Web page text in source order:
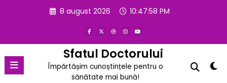
8 august 2026 10:47:58 PM
Sfatul Doctorului
Împărtășim cunoștințele pentru o
sănătate mai bună!